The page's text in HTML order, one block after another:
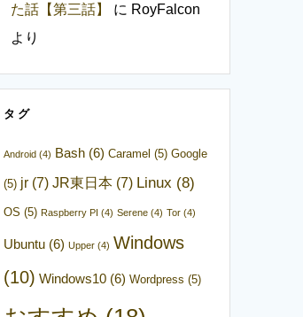
た話【第三話】
に RoyFalcon
より
タグ
Android (4) Bash (6) Caramel (5) Google
(5) jr (7) JR東日本 (7) Linux (8)
OS (5) Raspberry PI (4) Serene (4) Tor (4)
Ubuntu (6) Upper (4) Windows
(10) Windows10 (6) Wordpress (5)